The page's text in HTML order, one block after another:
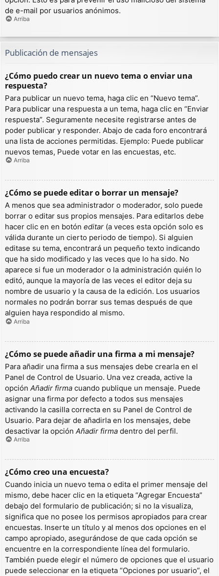
de e-mail por usuarios anónimos.
Arriba
Publicación de mensajes
¿Cómo puedo crear un nuevo tema o enviar una
respuesta?
Para publicar un nuevo tema, haga clic en “Nuevo tema”.
Para publicar una respuesta a un tema, haga clic en “Enviar
respuesta”. Seguramente necesite registrarse antes de
poder publicar y responder. Abajo de cada foro encontrará
una lista de acciones permitidas. Ejemplo: Puede publicar
nuevos temas, Puede votar en las encuestas, etc.
Arriba
¿Cómo se puede editar o borrar un mensaje?
A menos que sea administrador o moderador, solo puede
borrar o editar sus propios mensajes. Para editarlos debe
hacer clic en en botón editar (a veces esta opción solo es
válida durante un cierto periodo de tiempo). Si alguien
editase su tema, encontrará un pequeño texto indicando
que ha sido modificado y las veces que lo ha sido. No
aparece si fue un moderador o la administración quién lo
editó, aunque la mayoría de las veces el editor deja su
nombre de usuario y la causa de la edición. Los usuarios
normales no podrán borrar sus temas después de que
alguien haya respondido al mismo.
Arriba
¿Cómo se puede añadir una firma a mi mensaje?
Para añadir una firma a sus mensajes debe crearla en el
Panel de Control de Usuario. Una vez creada, active la
opción Añadir firma cuando publique un mensaje. Puede
asignar una firma por defecto a todos sus mensajes
activando la casilla correcta en su Panel de Control de
Usuario. Para dejar de añadirla en los mensajes, debe
desactivar la opción Añadir firma dentro del perfil.
Arriba
¿Cómo creo una encuesta?
Cuando inicia un nuevo tema o edita el primer mensaje del
mismo, debe hacer clic en la etiqueta “Agregar Encuesta”
debajo del formulario de publicación; si no la visualiza,
significa que no posee los permisos apropiados para crear
encuestas. Inserte un título y al menos dos opciones en el
campo apropiado, asegurándose de que cada opción se
encuentre en la correspondiente línea del formulario.
También puede elegir el número de opciones que el usuario
puede seleccionar en la etiqueta “Opciones por usuario”, el